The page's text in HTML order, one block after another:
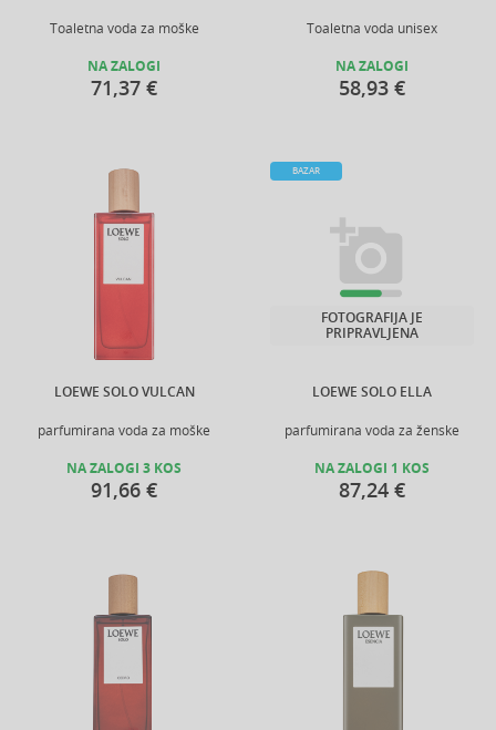
Toaletna voda za moške
NA ZALOGI
71,37 €
Toaletna voda unisex
NA ZALOGI
58,93 €
LOEWE SOLO VULCAN
parfumirana voda za moške
NA ZALOGI 3 KOS
91,66 €
LOEWE SOLO ELLA
parfumirana voda za ženske
BAZAR
FOTOGRAFIJA JE
PRIPRAVLJENA
NA ZALOGI 1 KOS
87,24 €